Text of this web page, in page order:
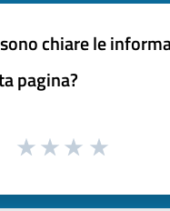
chiare le
pagina?